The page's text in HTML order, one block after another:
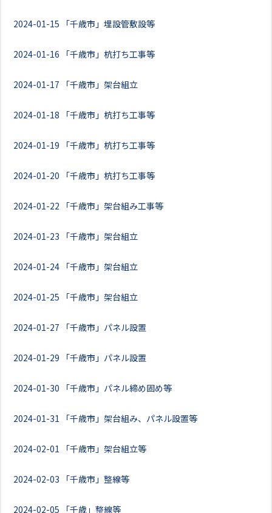
2024-01-15 「千歳市」埋設管敷設等
2024-01-16 「千歳市」杭打ち工事等
2024-01-17 「千歳市」架台組立
2024-01-18 「千歳市」杭打ち工事等
2024-01-19 「千歳市」杭打ち工事等
2024-01-20 「千歳市」杭打ち工事等
2024-01-22 「千歳市」架台組み工事等
2024-01-23 「千歳市」架台組立
2024-01-24 「千歳市」架台組立
2024-01-25 「千歳市」架台組立
2024-01-27 「千歳市」パネル設置
2024-01-29 「千歳市」パネル設置
2024-01-30 「千歳市」パネル締め固め等
2024-01-31 「千歳市」架台組み、パネル設置等
2024-02-01 「千歳市」架台組立等
2024-02-03 「千歳市」整線等
2024-02-05 「千歳」整線等